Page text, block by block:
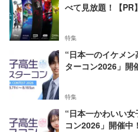
べて見放題！【PR】
特集
“日本一のイケメ
ターコン2026」開
特集
“日本一かわいい
コン2026」開催中！